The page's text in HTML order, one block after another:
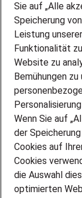
DEINE
PARTNERSHIP
INITIATIV
ÜBER UNS
STANDORTE
BLOG
PRESSE
KONTAKT
Sie auf „Alle
Speicherung
Leistung
Funktionalität
Website zu
Bemühungen
Wenn Sie auf
der
Cookies auf
Cookies
die Auswahl
optimierten